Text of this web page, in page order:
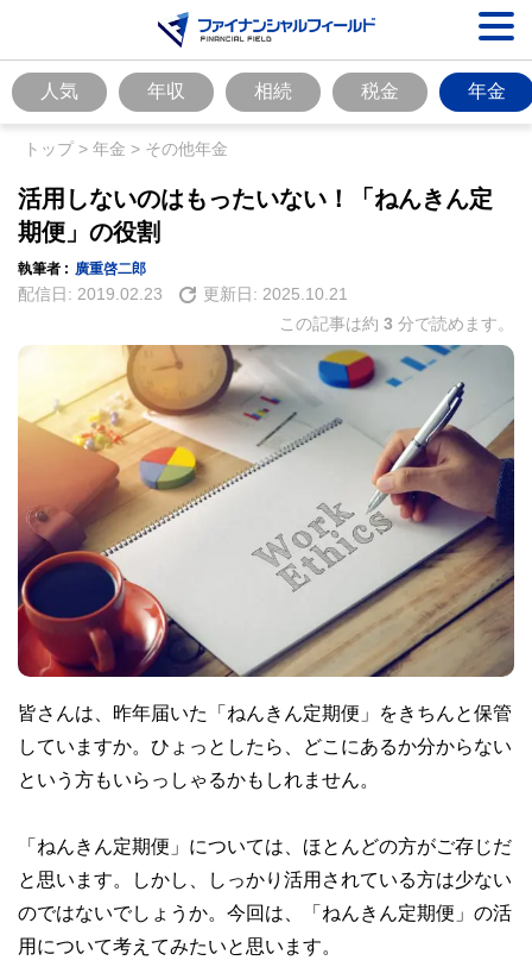
人気 年収 相続 税金 年金
トップ> 年金 > その他年金
活用しないのはもったいない！「ねんきん定
期便」の役割
執筆者 : 廣重啓二郎
配信日: 2019.02.23 更新日: 2025.10.21
この記事は約 3 分で読めます。
皆さんは、昨年届いた「ねんきん定期便」をきちんと保管
していますか。ひょっとしたら、どこにあるか分からない
という方もいらっしゃるかもしれません。
「ねんきん定期便」については、ほとんどの方がご存じだ
と思います。しかし、しっかり活用されている方は少ない
のではないでしょうか。今回は、「ねんきん定期便」の活
用について考えてみたいと思います。